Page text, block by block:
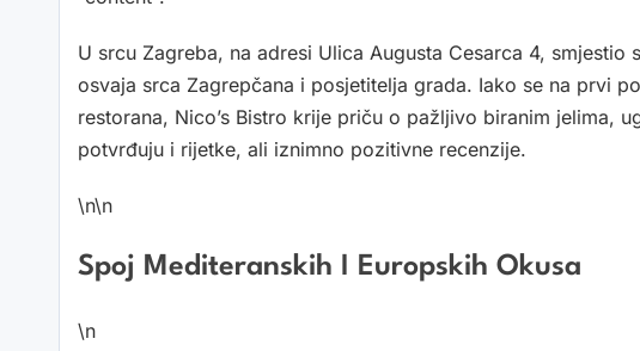
U srcu Zagreba, na adresi Ulica Augusta Cesarca 4, smjestio
osvaja srca Zagrepčana i posjetitelja grada. Iako se na prvi
restorana, Nico’s Bistro krije priču o pažljivo biranim jelima,
potvrđuju i rijetke, ali iznimno pozitivne recenzije.
\n\n
Spoj Mediteranskih I Europskih Okusa
\n